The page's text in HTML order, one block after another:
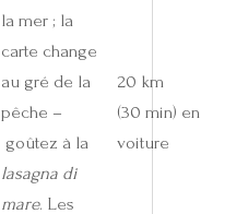
la mer ; la
carte change
au gré de la
pêche –
goûtez à la
lasagna di
mare. Les
20 km
(30 min) en
voiture